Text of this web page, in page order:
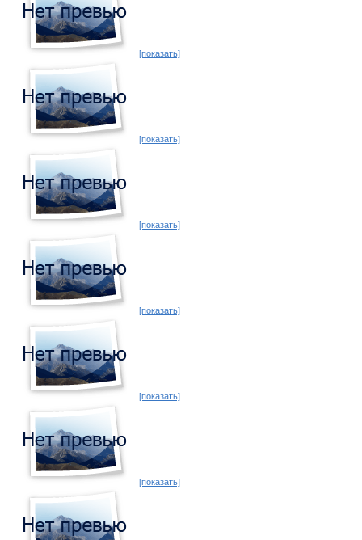
[показать]
[показать]
[показать]
[показать]
[показать]
[показать]